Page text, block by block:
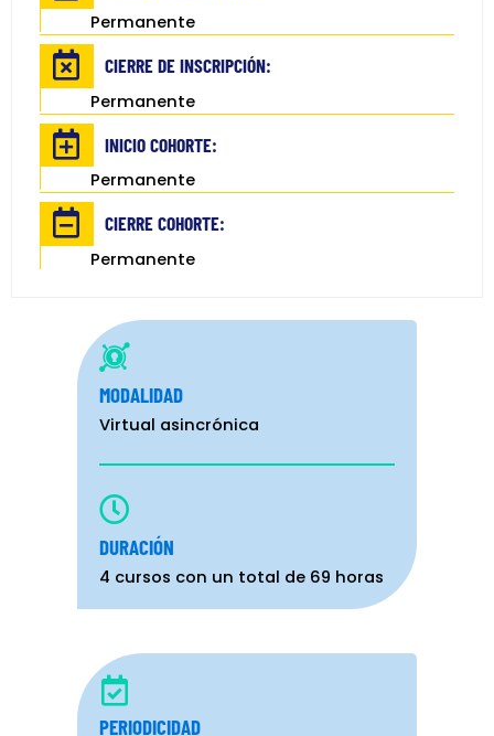
Permanente
CIERRE DE INSCRIPCIÓN:
Permanente
INICIO COHORTE:
Permanente
CIERRE COHORTE:
Permanente
MODALIDAD
Virtual asincrónica
DURACIÓN
4 cursos con un total de 69 horas
PERIODICIDAD